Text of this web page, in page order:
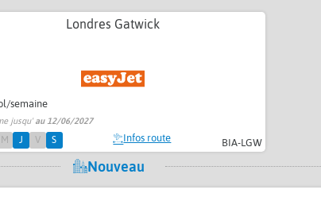
BIA-LGW
Londres Gatwick
semaine
jusqu'au 12/06/2027
M J V S Infos route
Nouveau